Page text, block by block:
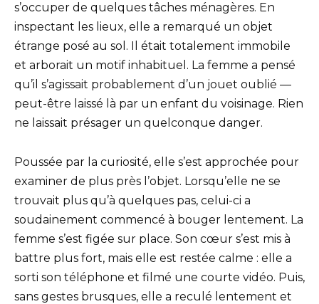
s’occuper de quelques tâches ménagères. En
inspectant les lieux, elle a remarqué un objet
étrange posé au sol. Il était totalement immobile
et arborait un motif inhabituel. La femme a pensé
qu’il s’agissait probablement d’un jouet oublié —
peut-être laissé là par un enfant du voisinage. Rien
ne laissait présager un quelconque danger.
Poussée par la curiosité, elle s’est approchée pour
examiner de plus près l’objet. Lorsqu’elle ne se
trouvait plus qu’à quelques pas, celui-ci a
soudainement commencé à bouger lentement. La
femme s’est figée sur place. Son cœur s’est mis à
battre plus fort, mais elle est restée calme : elle a
sorti son téléphone et filmé une courte vidéo. Puis,
sans gestes brusques, elle a reculé lentement et